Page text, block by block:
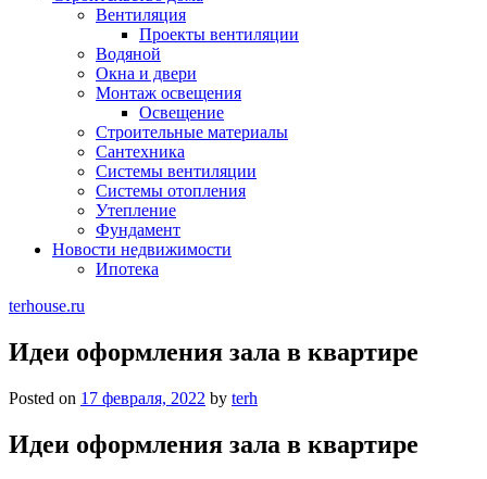
Вентиляция
Проекты вентиляции
Водяной
Окна и двери
Монтаж освещения
Освещение
Строительные материалы
Сантехника
Системы вентиляции
Системы отопления
Утепление
Фундамент
Новости недвижимости
Ипотека
terhouse.ru
Идеи оформления зала в квартире
Posted on 17 февраля, 2022 by terh
Идеи оформления зала в квартире